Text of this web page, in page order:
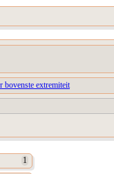
bovenste extremiteit
1